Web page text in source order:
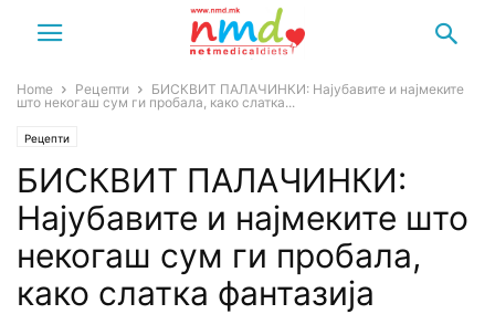
Home Рецепти
БИСКВИТ ПАЛАЧИНКИ: Најубавите и најмеките
што некогаш сум ги пробала, како слатка...
Рецепти
БИСКВИТ ПАЛАЧИНКИ:
Најубавите и најмеките што
некогаш сум ги пробала,
како слатка фантазија